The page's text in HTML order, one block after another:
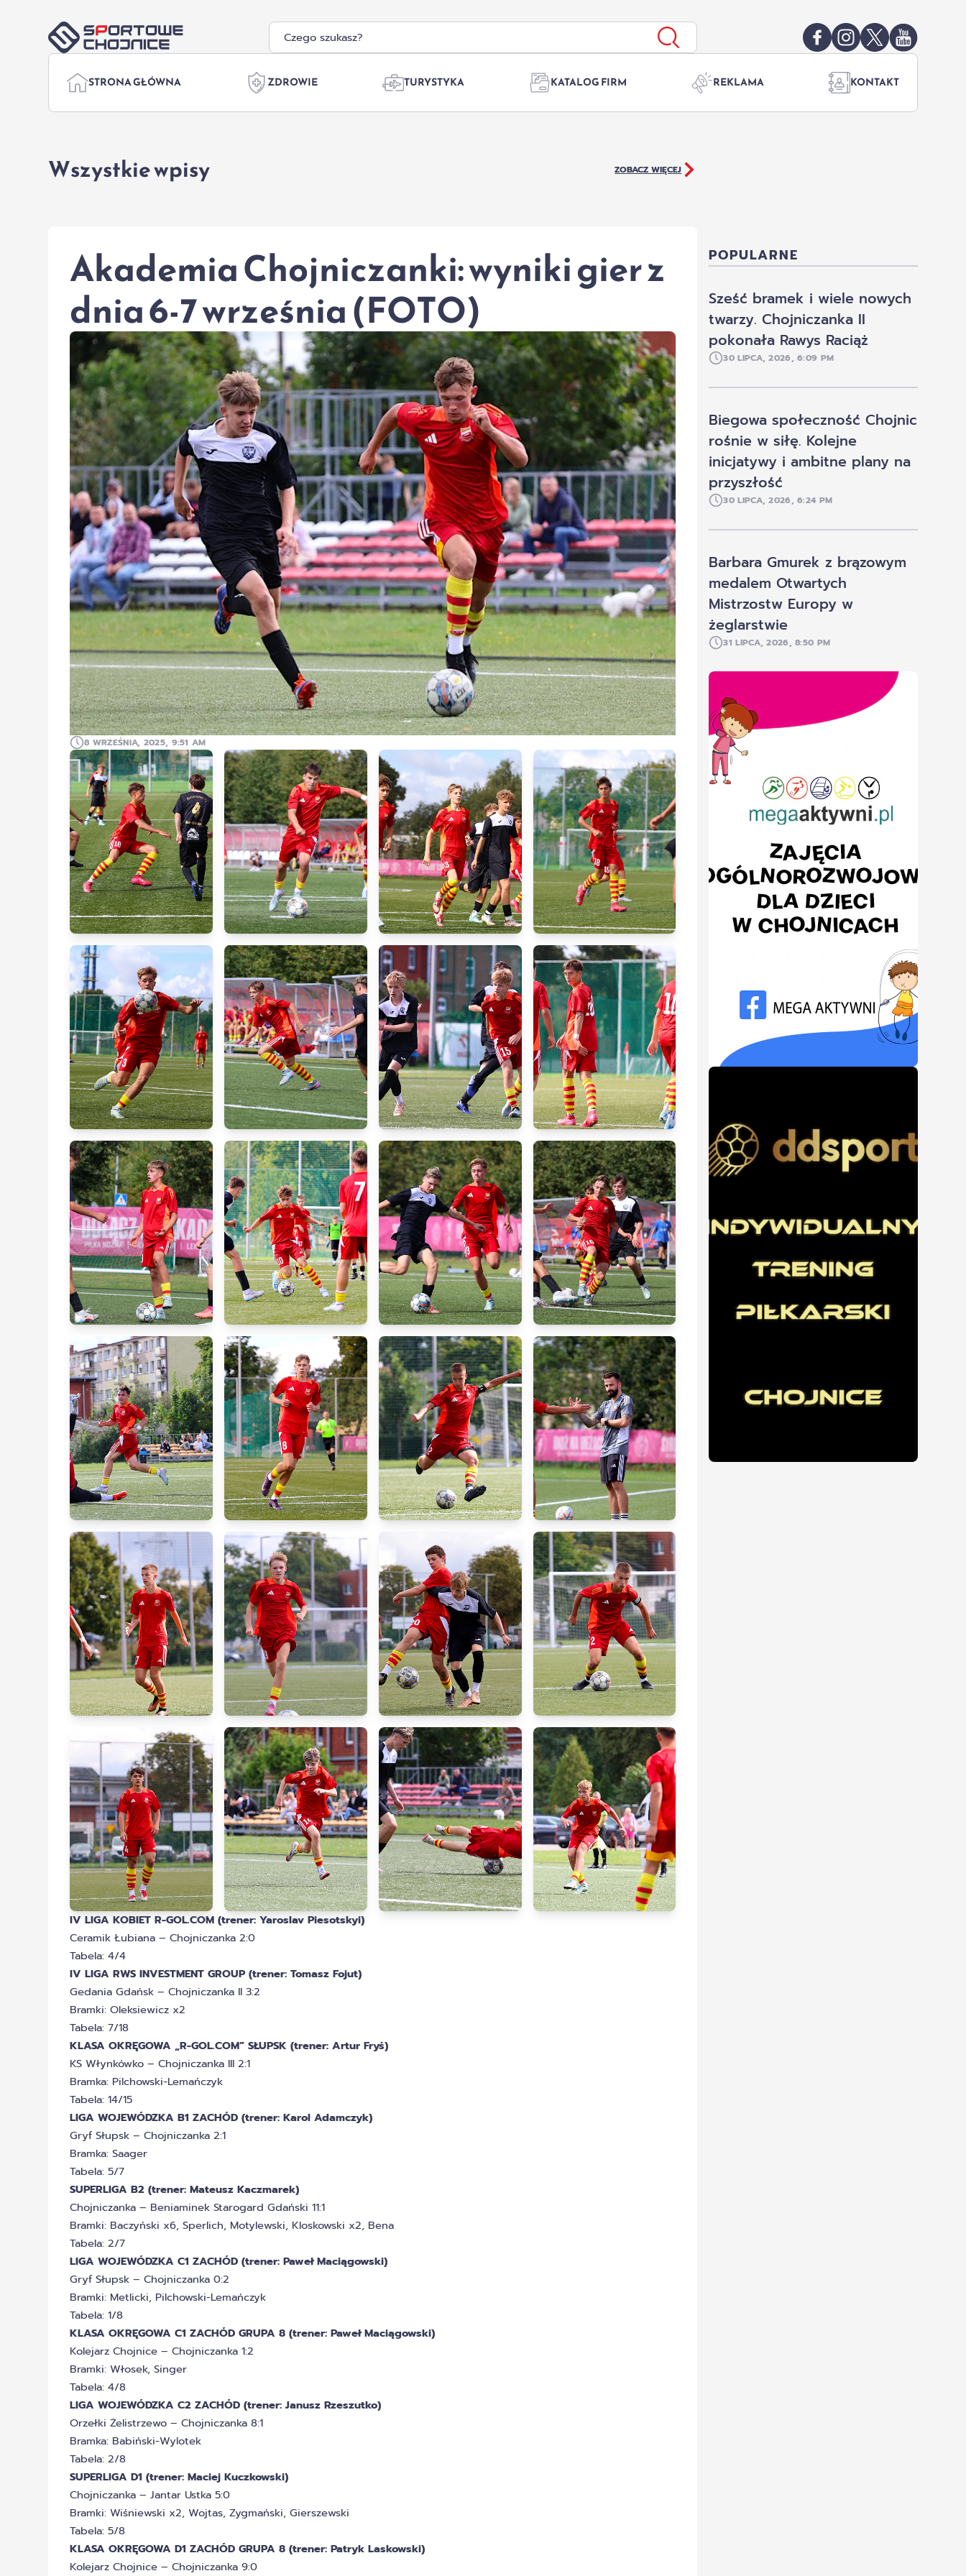
STRONA GŁÓWNA ZDROWIE TURYSTYKA KATALOG FIRM REKLAMA KONTAKT
Wszystkie wpisy ZOBACZ WIĘCEJ
Akademia Chojniczanki: wyniki gier z
dnia 6-7 września (FOTO)
8 WRZEŚNIA, 2025, 9:51 AM
IV LIGA KOBIET R-GOL.COM (trener: Yaroslav Piesotskyi)
Ceramik Łubiana – Chojniczanka 2:0
Tabela: 4/4
IV LIGA RWS INVESTMENT GROUP (trener: Tomasz Fojut)
Gedania Gdańsk – Chojniczanka II 3:2
Bramki: Oleksiewicz x2
Tabela: 7/18
KLASA OKRĘGOWA „R-GOL.COM” SŁUPSK (trener: Artur Fryś)
KS Włynkówko – Chojniczanka III 2:1
Bramka: Pilchowski-Lemańczyk
Tabela: 14/15
LIGA WOJEWÓDZKA B1 ZACHÓD (trener: Karol Adamczyk)
Gryf Słupsk – Chojniczanka 2:1
Bramka: Saager
Tabela: 5/7
SUPERLIGA B2 (trener: Mateusz Kaczmarek)
Chojniczanka – Beniaminek Starogard Gdański 11:1
Bramki: Baczyński x6, Sperlich, Motylewski, Kloskowski x2, Bena
Tabela: 2/7
LIGA WOJEWÓDZKA C1 ZACHÓD (trener: Paweł Maciągowski)
Gryf Słupsk – Chojniczanka 0:2
Bramki: Metlicki, Pilchowski-Lemańczyk
Tabela: 1/8
KLASA OKRĘGOWA C1 ZACHÓD GRUPA 8 (trener: Paweł Maciągowski)
Kolejarz Chojnice – Chojniczanka 1:2
Bramki: Włosek, Singer
Tabela: 4/8
LIGA WOJEWÓDZKA C2 ZACHÓD (trener: Janusz Rzeszutko)
Orzełki Żelistrzewo – Chojniczanka 8:1
Bramka: Babiński-Wylotek
Tabela: 2/8
SUPERLIGA D1 (trener: Maciej Kuczkowski)
Chojniczanka – Jantar Ustka 5:0
Bramki: Wiśniewski x2, Wojtas, Zygmański, Gierszewski
Tabela: 5/8
KLASA OKRĘGOWA D1 ZACHÓD GRUPA 8 (trener: Patryk Laskowski)
Kolejarz Chojnice – Chojniczanka 9:0
POPULARNE
Sześć bramek i wiele nowych
twarzy. Chojniczanka II
pokonała Rawys Raciąż
30 LIPCA, 2026, 6:09 PM
Biegowa społeczność Chojnic
rośnie w siłę. Kolejne
inicjatywy i ambitne plany na
przyszłość
30 LIPCA, 2026, 6:24 PM
Barbara Gmurek z brązowym
medalem Otwartych
Mistrzostw Europy w
żeglarstwie
31 LIPCA, 2026, 8:50 PM